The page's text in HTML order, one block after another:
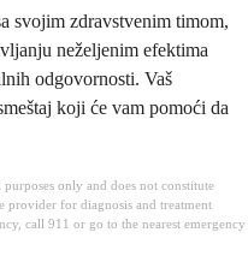
svojim zdravstvenim timom,
neželjenim efektima
odgovornosti. Vaš
koji će vam pomoći da
only and does not constitute
provider for diagnosis and treatment
call 911 or go to the nearest emergency